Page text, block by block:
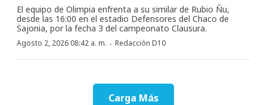
El equipo de Olimpia enfrenta a su similar de Rubio Ñu,
desde las 16:00 en el estadio Defensores del Chaco de
Sajonia, por la fecha 3 del campeonato Clausura.
Agosto 2, 2026 08:42 a. m. · Redacción D10
Carga Más